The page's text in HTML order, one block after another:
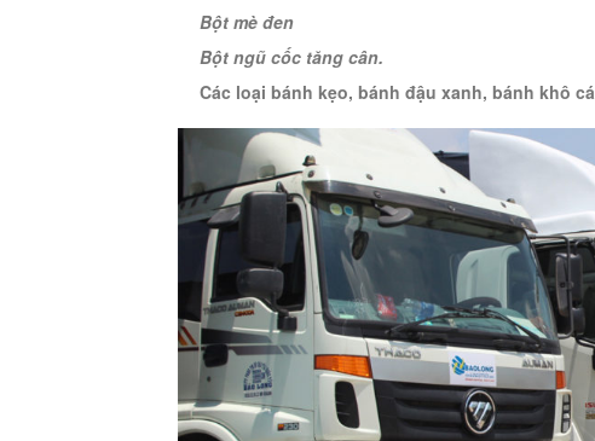
Bột mè đen
Bột ngũ cốc tăng cân.
Các loại bánh kẹo, bánh đậu xanh, bánh khô